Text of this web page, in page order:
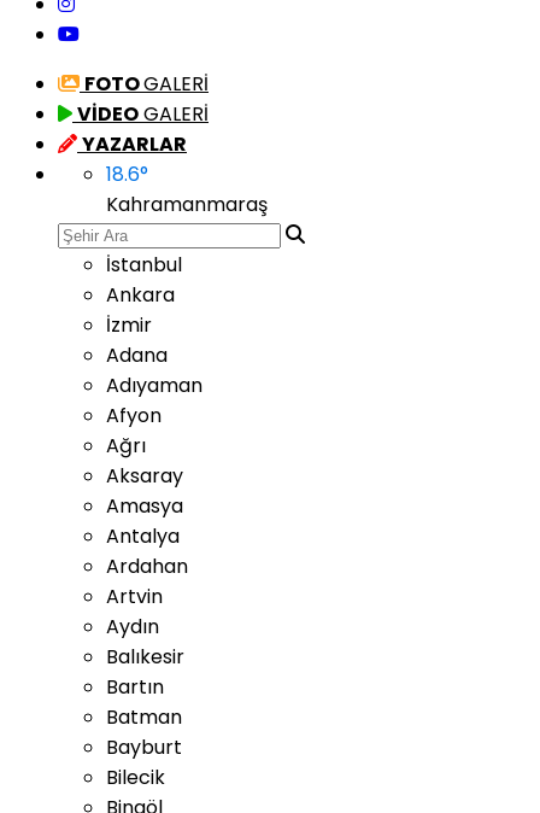
FOTOGALERİ
VİDEOGALERİ
YAZARLAR
18.6°
Kahramanmaraş
İstanbul
Ankara
İzmir
Adana
Adıyaman
Afyon
Ağrı
Aksaray
Amasya
Antalya
Ardahan
Artvin
Aydın
Balıkesir
Bartın
Batman
Bayburt
Bilecik